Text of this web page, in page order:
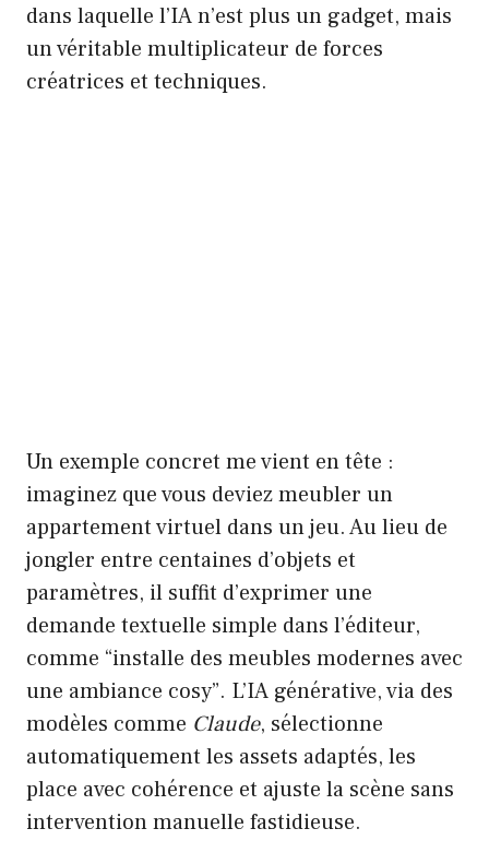
dans laquelle l’IA n’est plus un gadget, mais
un véritable multiplicateur de forces
créatrices et techniques.
Un exemple concret me vient en tête :
imaginez que vous deviez meubler un
appartement virtuel dans un jeu. Au lieu de
jongler entre centaines d’objets et
paramètres, il suffit d’exprimer une
demande textuelle simple dans l’éditeur,
comme “installe des meubles modernes avec
une ambiance cosy”. L’IA générative, via des
modèles comme Claude, sélectionne
automatiquement les assets adaptés, les
place avec cohérence et ajuste la scène sans
intervention manuelle fastidieuse.